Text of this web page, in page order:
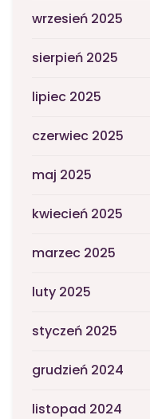
wrzesień 2025
sierpień 2025
lipiec 2025
czerwiec 2025
maj 2025
kwiecień 2025
marzec 2025
luty 2025
styczeń 2025
grudzień 2024
listopad 2024